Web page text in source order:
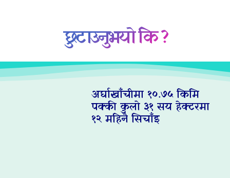
छुटाउनुभयो कि ?
अर्घाखाँचीमा १०.७५ किमि
पक्की कुलो ३१ सय हेक्टरमा
१२ महिनै सिचाँइ